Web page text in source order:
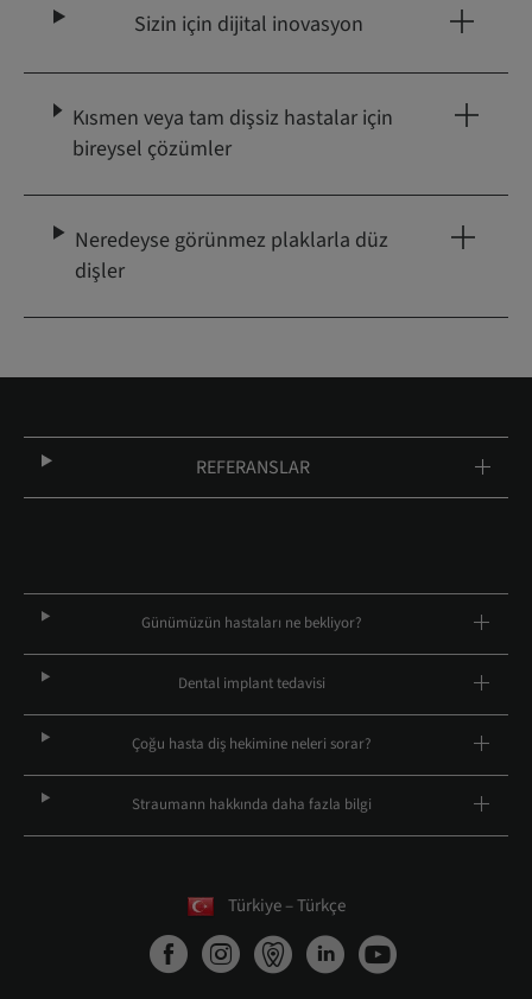
Sizin için dijital inovasyon
Kısmen veya tam dişsiz hastalar için
bireysel çözümler
Neredeyse görünmez plaklarla düz
dişler
REFERANSLAR
Günümüzün hastaları ne bekliyor?
Dental implant tedavisi
Çoğu hasta diş hekimine neleri sorar?
Straumann hakkında daha fazla bilgi
Türkiye – Türkçe